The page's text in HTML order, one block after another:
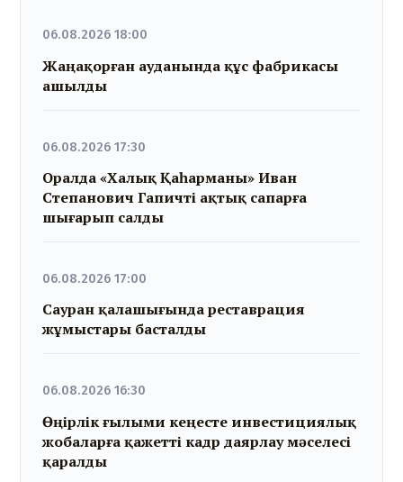
06.08.2026 18:00
Жаңақорған ауданында құс фабрикасы
ашылды
06.08.2026 17:30
Оралда «Халық Қаһарманы» Иван
Степанович Гапичті ақтық сапарға
шығарып салды
06.08.2026 17:00
Сауран қалашығында реставрация
жұмыстары басталды
06.08.2026 16:30
Өңірлік ғылыми кеңесте инвестициялық
жобаларға қажетті кадр даярлау мәселесі
қаралды